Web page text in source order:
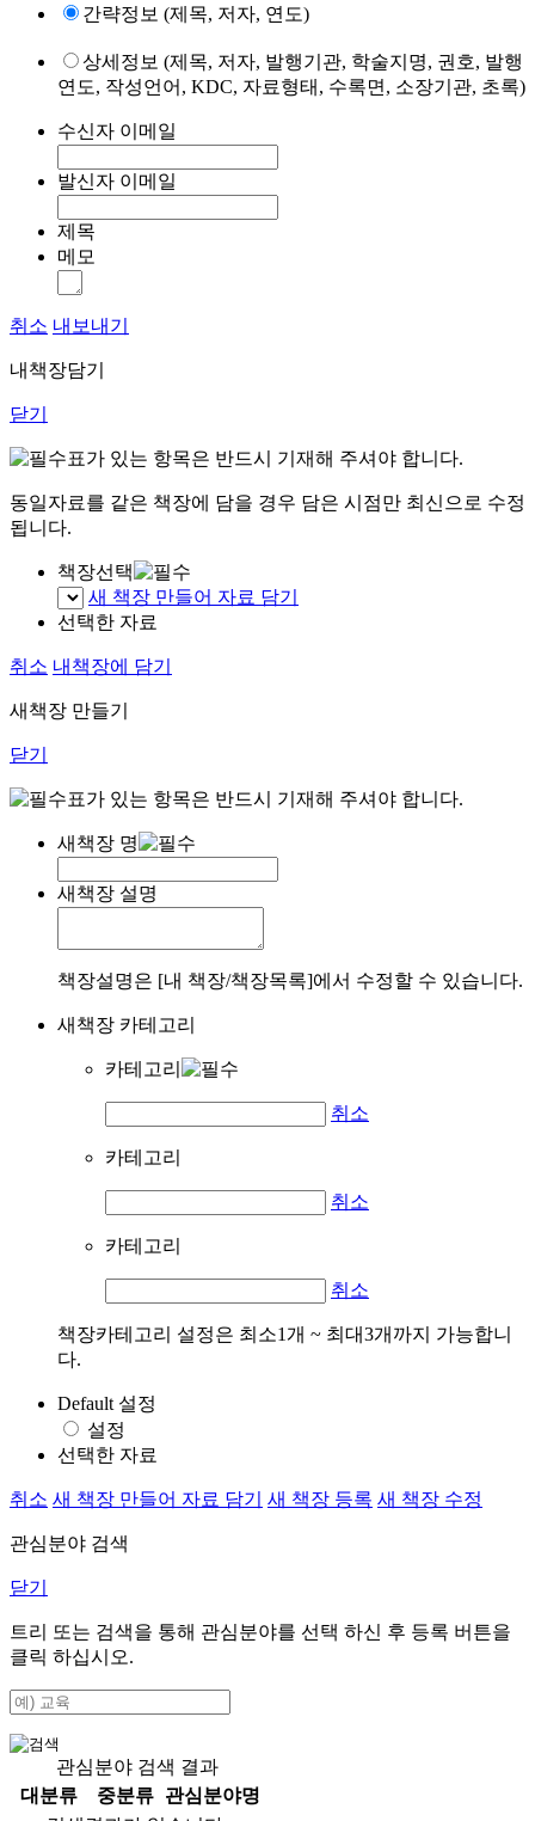
간략정보 (제목, 저자, 연도)
상세정보 (제목, 저자, 발행기관, 학술지명, 권호, 발행
연도, 작성언어, KDC, 자료형태, 수록면, 소장기관, 초록)
수신자 이메일
발신자 이메일
제목
메모
취소 내보내기
내책장담기
닫기
표가 있는 항목은 반드시 기재해 주셔야 합니다.
동일자료를 같은 책장에 담을 경우 담은 시점만 최신으로 수정
됩니다.
책장선택
새 책장 만들어 자료 담기
선택한 자료
취소 내책장에 담기
새책장 만들기
닫기
표가 있는 항목은 반드시 기재해 주셔야 합니다.
새책장 명
새책장 설명
책장설명은 [내 책장/책장목록]에서 수정할 수 있습니다.
새책장 카테고리
카테고리
취소
카테고리
취소
카테고리
취소
책장카테고리 설정은 최소1개 ~ 최대3개까지 가능합니
다.
Default 설정
설정
선택한 자료
취소 새 책장 만들어 자료 담기 새 책장 등록 새 책장 수정
관심분야 검색
닫기
트리 또는 검색을 통해 관심분야를 선택 하신 후 등록 버튼을
클릭 하십시오.
관심분야 검색 결과
대분류
중분류
관심분야명